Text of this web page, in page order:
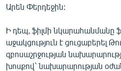
Արեն Փերդեջին:
Ի դեպ, ֆիլմի նկարահանմանը
աջակցություն է ցուցաբերել
զբոսաշրջության
խոսքով` նախարարության